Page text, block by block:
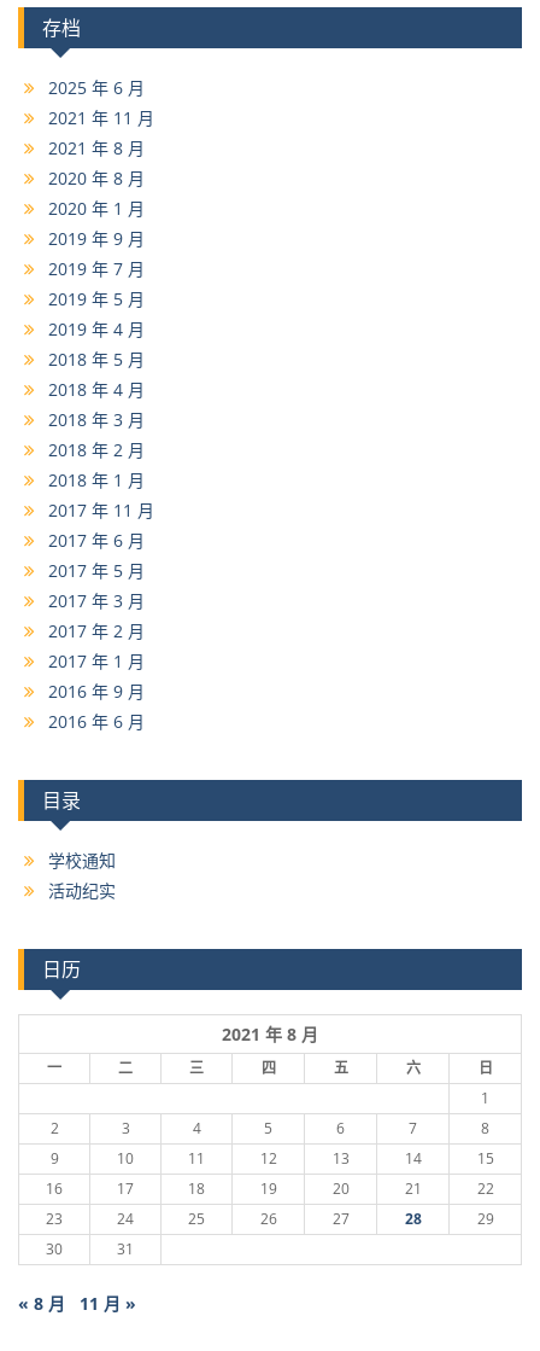
存档
2025 年 6 月
2021 年 11 月
2021 年 8 月
2020 年 8 月
2020 年 1 月
2019 年 9 月
2019 年 7 月
2019 年 5 月
2019 年 4 月
2018 年 5 月
2018 年 4 月
2018 年 3 月
2018 年 2 月
2018 年 1 月
2017 年 11 月
2017 年 6 月
2017 年 5 月
2017 年 3 月
2017 年 2 月
2017 年 1 月
2016 年 9 月
2016 年 6 月
目录
学校通知
活动纪实
日历
2021 年 8 月
一 二 三 四 五 六
日
1
2
3 4 5 6 7
8
9
10 11 12 13 14
15
16
17 18 19 20 21
22
23
24 25 26 27 28
29
30
31
« 8 月 11 月 »